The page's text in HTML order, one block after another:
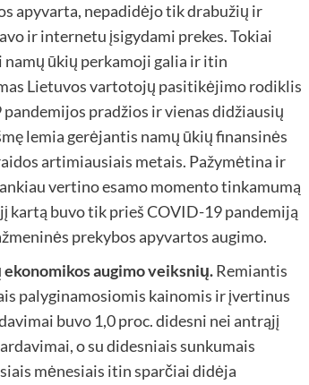
apyvarta, nepadidėjo tik drabužių ir
ir internetu įsigydami prekes. Tokiai
ūkių perkamoji galia ir itin
Lietuvos vartotojų pasitikėjimo rodiklis
pradžios ir vienas didžiausių
lemia gerėjantis namų ūkių finansinės
artimiausiais metais. Pažymėtina ir
vertino esamo momento tinkamumą
kartą buvo tik prieš COVID-19 pandemiją
prekybos apyvartos augimo.
augimo veiksnių.Remiantis
palyginamosiomis kainomis ir įvertinus
buvo 1,0 proc. didesni nei antrąjį
o su didesniais sunkumais
mėnesiais itin sparčiai didėja